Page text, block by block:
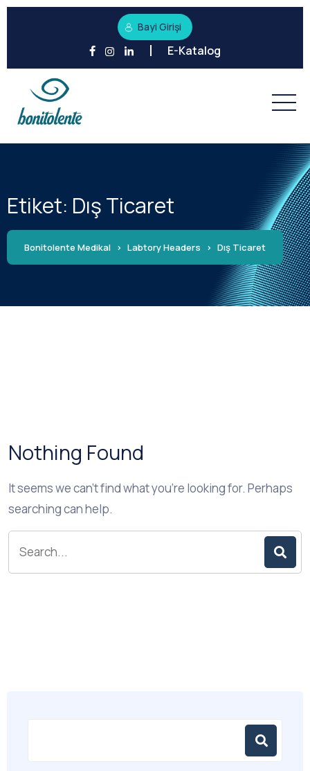
Bayi Girişi
E-Katalog
Etiket: Dış Ticaret
Bonitolente Medikal > Labtory Headers > Dış Ticaret
Nothing Found
It seems we can’t find what you’re looking for. Perhaps
searching can help.